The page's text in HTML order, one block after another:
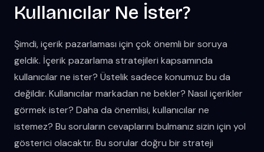
Kullanıcılar Ne İster?
Şimdi, içerik pazarlaması için çok önemli bir soruya
geldik. İçerik pazarlama stratejileri kapsamında
kullanıcılar ne ister? Üstelik sadece konumuz bu da
değildir. Kullanıcılar markadan ne bekler? Nasıl içerikler
görmek ister? Daha da önemlisi, kullanıcılar ne
istemez? Bu soruların cevaplarını bulmanız sizin için yol
gösterici olacaktır. Bu sorular doğru bir strateji